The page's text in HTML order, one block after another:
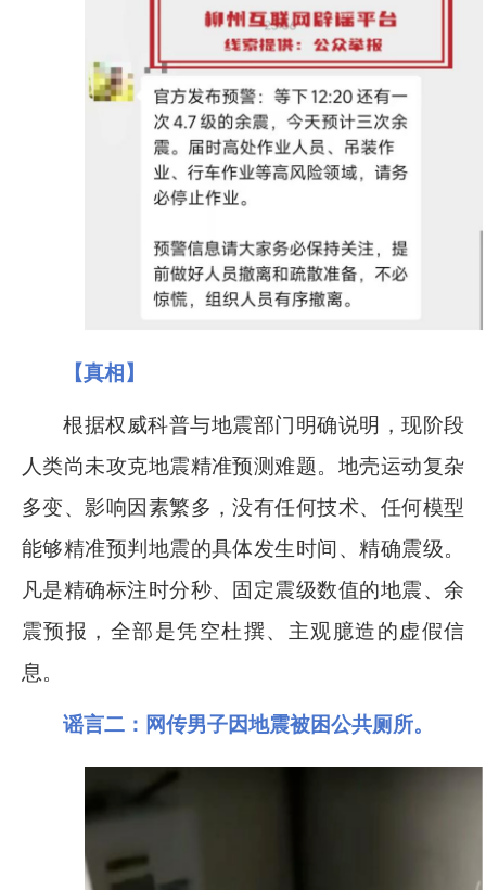
【真相】
根据权威科普与地震部门明确说明，现阶段
人类尚未攻克地震精准预测难题。地壳运动复杂
多变、影响因素繁多，没有任何技术、任何模型
能够精准预判地震的具体发生时间、精确震级。
凡是精确标注时分秒、固定震级数值的地震、余
震预报，全部是凭空杜撰、主观臆造的虚假信
息。
谣言二 ：网传男子因地震被困公共厕所。